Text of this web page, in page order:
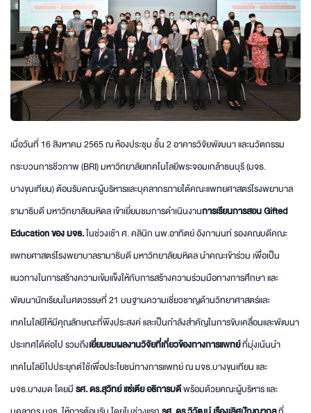
เมื่อวันที่ 16 สิงหาคม 2565 ณ ห้องประชุม ชั้น 2 อาคารวิจัยพัฒนา และนวัตกรรม
กระบวนการชีวภาพ (BRI) มหาวิทยาลัยเทคโนโลยีพระจอมเกล้าธนบุรี (มจธ.
บางขุนเทียน) ต้อนรับคณะผู้บริหารและบุคลากรภายใต้คณะแพทยศาสตร์โรงพยาบาล
รามาธิบดี มหาวิทยาลัยมหิดล เข้าเยี่ยมชมการดำเนินงานการเรียนการสอน Gifted
Education ของ มจธ.ในช่วงเช้า ศ. คลินิก นพ.อาทิตย์ อังกานนท์ รองคณบดีคณะ
แพทยศาสตร์โรงพยาบาลรามาธิบดี มหาวิทยาลัยมหิดล นำคณะเข้าร่วม เพื่อเป็น
แนวทางในการสร้างความเข้มแข็งให้กับการสร้างความร่วมมือทางการศึกษา และ
พัฒนานักเรียนในศตวรรษที่ 21 บนฐานความเชี่ยวชาญด้านวิทยาศาสตร์และ
เทคโนโลยีให้มีคุณลักษณะที่พึงประสงค์ และเป็นกำลังสำคัญในการขับเคลื่อนและพัฒนา
ประเทศได้ต่อไป รวมถึงเยี่ยมชมผลงานวิจัยที่เกี่ยวข้องทางการแพทย์ที่มุ่งเน้นนำ
เทคโนโลยีไปประยุกต์ใช้เพื่อประโยชน์ทางการแพทย์ ณ มจธ.บางขุนเทียน และ
มจธ.บางมด โดยมีรศ. ดร.สุวิทย์ แซ่เตีย อธิการบดีพร้อมด้วยคณะผู้บริหาร และ